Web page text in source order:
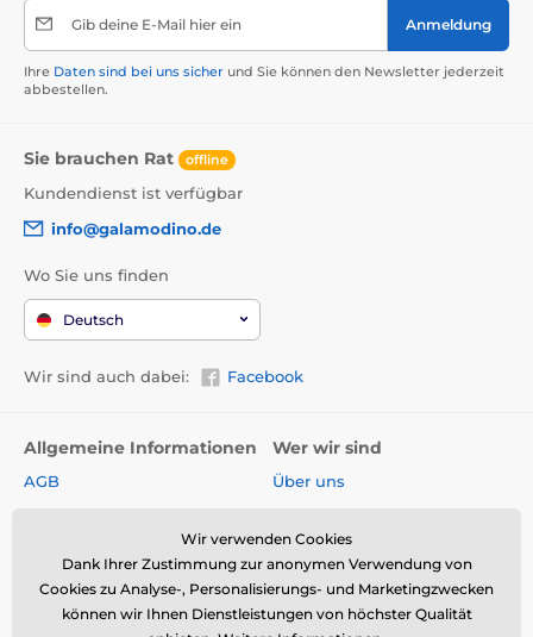
Gib deine E-Mail hier ein Anmeldung
Ihre Daten sind bei uns sicher und Sie können den Newsletter jederzeit
abbestellen.
Sie brauchen Rat offline
Kundendienst ist verfügbar
info@galamodino.de
Wo Sie uns finden
Deutsch
Wir sind auch dabei: Facebook
Allgemeine Informationen
AGB
Versand & Zahlungsarten
Rückgabe und Reklamation
Online-Retoure &
Wer wir sind
Über uns
Galamodino
Kontakt
Impressum
Wir verwenden Cookies
Dank Ihrer Zustimmung zur anonymen Verwendung von
Cookies zu Analyse-, Personalisierungs- und Marketingzwecken
können wir Ihnen Dienstleistungen von höchster Qualität